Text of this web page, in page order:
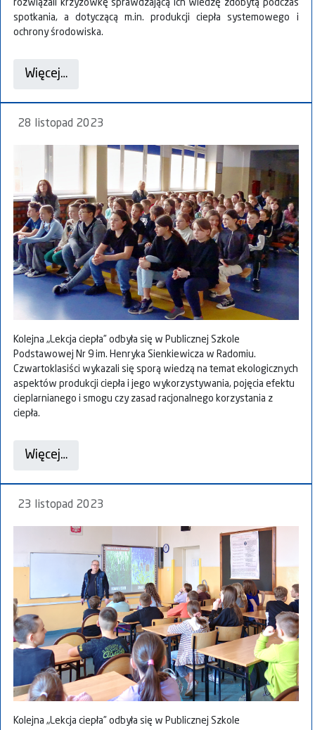
rozwiązali krzyżówkę sprawdzającą ich wiedzę zdobytą podczas
spotkania, a dotyczącą m.in. produkcji ciepła systemowego i
ochrony środowiska.
Więcej…
28 listopad 2023
Kolejna „Lekcja ciepła” odbyła się w Publicznej Szkole
Podstawowej Nr 9️ im. Henryka Sienkiewicza w Radomiu.
Czwartoklasiści wykazali się sporą wiedzą na temat ekologicznych
aspektów produkcji ciepła i jego wykorzystywania, pojęcia efektu
cieplarnianego i smogu czy zasad racjonalnego korzystania z
ciepła.
Więcej…
23 listopad 2023
Kolejna „Lekcja ciepła” odbyła się w Publicznej Szkole